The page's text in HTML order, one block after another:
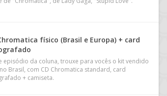
físico (Brasil e Europa) + card
episódio da coluna, trouxe para vocês o kit vendido
Brasil, com CD Chromatica standard, card
+ camiseta.